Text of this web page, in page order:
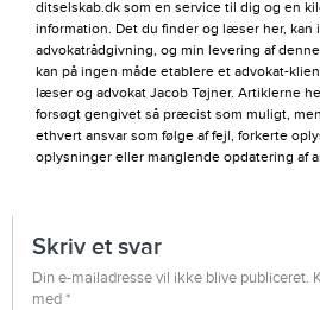
ditselskab.dk som en service til dig og en
information. Det du finder og læser her, kan
advokatrådgivning, og min levering af
kan på ingen måde etablere et advokat-
læser og advokat Jacob Tøjner. Artiklerne
forsøgt gengivet så præcist som muligt,
ethvert ansvar som følge af fejl, forkerte
oplysninger eller manglende opdatering af
Skriv et svar
Din e-mailadresse vil ikke blive publiceret.
med*